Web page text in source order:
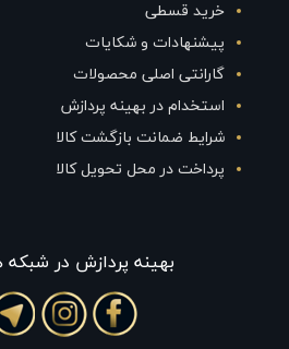
خرید قسطی
پیشنهادات و شکایات
گارانتی اصلی محصولات
استخدام در بهینه پردازش
شرایط ضمانت بازگشت کالا
پرداخت در محل تحویل کالا
بهينه پردازش در